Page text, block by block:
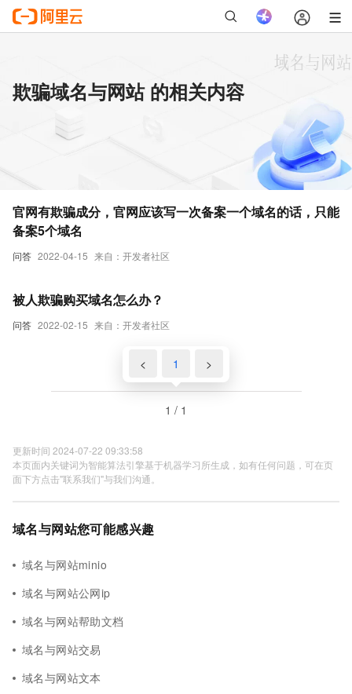
欺骗域名与网站 的相关内容
问答 2022-04-15 来自：开发者社区
官网有欺骗成分，官网应该写一次备案一个域名的话，只能
备案5个域名
问答 2022-02-15 来自：开发者社区
被人欺骗购买域名怎么办？
< 1 >
1 / 1
更新时间 2024-07-22 09:33:58
本页面内关键词为智能算法引擎基于机器学习所生成，如有任何问题，可在页
面下方点击"联系我们"与我们沟通。
域名与网站您可能感兴趣
域名与网站minio
域名与网站公网ip
域名与网站帮助文档
域名与网站交易
域名与网站文本